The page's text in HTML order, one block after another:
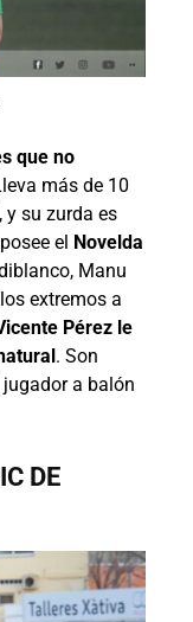
que no
más de 10
su zurda es
el Novelda
Manu
extremos a
Pérez le
. Son
a balón
DE